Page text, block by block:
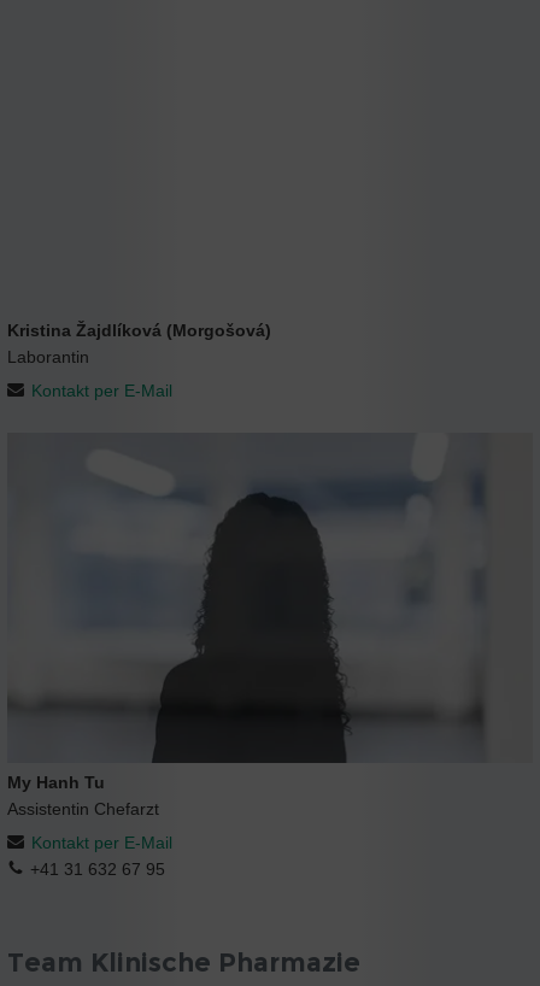
Kristina Žajdlíková (Morgošová)
Laborantin
Kontakt per E-Mail
My Hanh Tu
Assistentin Chefarzt
Kontakt per E-Mail
+41 31 632 67 95
Team Klinische Pharmazie